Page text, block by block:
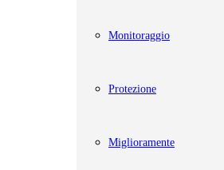
Monitoraggio
Protezione
Miglioramente